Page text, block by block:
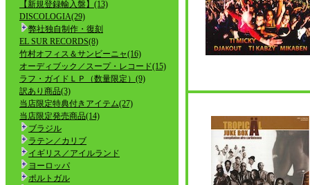
【新規登録輸入盤】(13)
DISCOLOGIA(29)
弊社独自制作・復刻
EL SUR RECORDS(8)
竹村オフィス＆サンビーニャ(16)
オーディブック／スープ・レコード(15)
ラフ・ガイドＬＰ（数量限定）(9)
訳あり商品(3)
当店限定特典付きアイテム(27)
当店限定発売商品(14)
ブラジル
ラテン／カリブ
イギリス／アイルランド
ヨーロッパ
ポルトガル